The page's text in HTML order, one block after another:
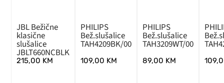
JBL Bežične
klasične
slušalice
JBLT660NCBLK
215,00 KM
PHILIPS
Bež.slušalice
TAH4209BK/00
109,00 KM
PHILIPS
Bež.slušalice
TAH3209WT/00
89,00 KM